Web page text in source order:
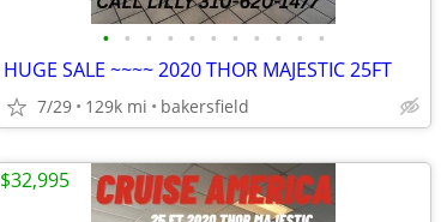
• • • • • • • • • • •
HUGE SALE ~~~~ 2020 THOR MAJESTIC 25FT
7/29 129k mi bakersfield
$32,995